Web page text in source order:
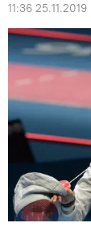
11:36 25.11.2019